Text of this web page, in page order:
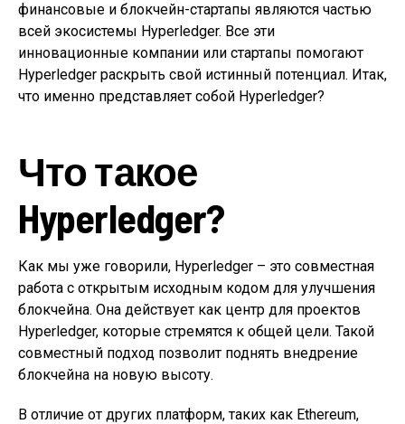
финансовые и блокчейн-стартапы являются частью
всей экосистемы Hyperledger. Все эти
инновационные компании или стартапы помогают
Hyperledger раскрыть свой истинный потенциал. Итак,
что именно представляет собой Hyperledger?
Что такое
Hyperledger?
Как мы уже говорили, Hyperledger – это совместная
работа с открытым исходным кодом для улучшения
блокчейна. Она действует как центр для проектов
Hyperledger, которые стремятся к общей цели. Такой
совместный подход позволит поднять внедрение
блокчейна на новую высоту.
В отличие от других платформ, таких как Ethereum,